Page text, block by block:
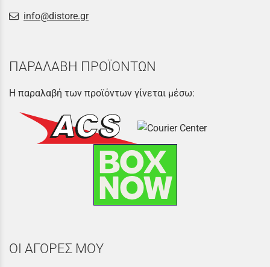
info@distore.gr
ΠΑΡΑΛΑΒΗ ΠΡΟΪΟΝΤΩΝ
Η παραλαβή των προϊόντων γίνεται μέσω:
ΟΙ ΑΓΟΡΕΣ ΜΟΥ